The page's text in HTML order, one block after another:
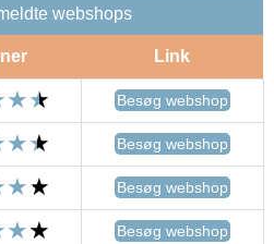
webshops
Link
Besøg webshop
Besøg webshop
Besøg webshop
Besøg webshop